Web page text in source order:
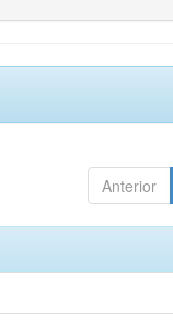
Anterior